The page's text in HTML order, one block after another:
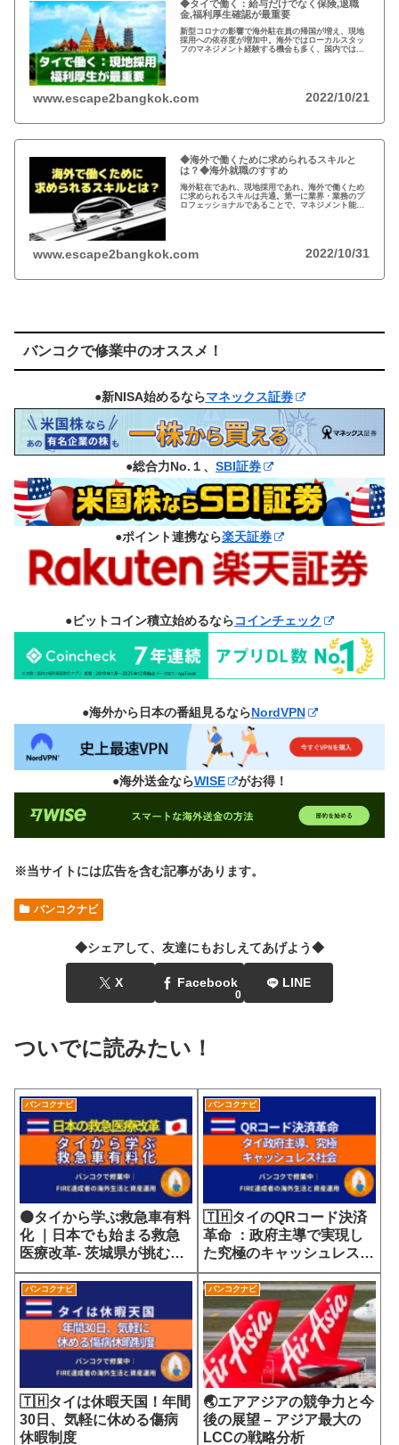
◆タイで働く：給与だけでなく保険,退職
金,福利厚生確認が最重要
新型コロナの影響で海外駐在員の帰国が増え、現地
採用への依存度が増加中。海外ではローカルスタッ
フのマネジメント経験する機会も多く、国内ではで
www.escape2bangkok.com 2022/10/21
◆海外で働くために求められるスキルと
は？◆海外就職のすすめ
海外駐在であれ、現地採用であれ、海外で働くため
に求められるスキルは共通。第一に業界・業務のプ
ロフェッショナルであることで、マネジメント能力
www.escape2bangkok.com 2022/10/31
バンコクで修業中のオススメ！
●新NISA始めるならマネックス証券
●総合力No.１、 SBI証券
●ポイント連携なら楽天証券
●ビットコイン積立始めるならコインチェック
●海外から日本の番組見るならNordVPN
●海外送金ならWISE がお得！
※当サイトには広告を含む記事があります。
バンコクナビ
◆シェアして、友達にもおしえてあげよう◆
X Facebook
0
LINE
ついでに読みたい！
バンコクナビ
🟠タイから学ぶ救急車有料
化 ｜日本でも始まる救急
医療改革- 茨城県が挑む
7700円の選定療養費が示
す医療サービスの未来
バンコクナビ
🇹🇭タイのQRコード決済
革命 ：政府主導で実現し
た究極のキャッシュレス社
会
バンコクナビ
🇹🇭タイは休暇天国！年間
30日、気軽に休める傷病
休暇制度
バンコクナビ
🌏エアアジアの競争力と今
後の展望 – アジア最大の
LCCの戦略分析